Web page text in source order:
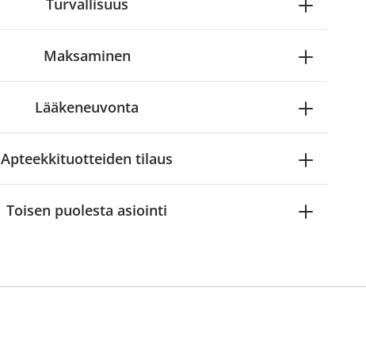
Turvallisuus
Maksaminen
Lääkeneuvonta
Apteekkituotteiden tilaus
Toisen puolesta asiointi